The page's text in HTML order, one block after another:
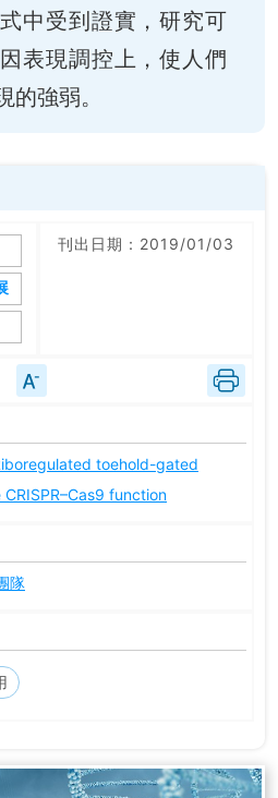
中受到證實，研究可
表現調控上，使人們
的強弱。
刊出日期：2019/01/03
toehold-gated
function
隊